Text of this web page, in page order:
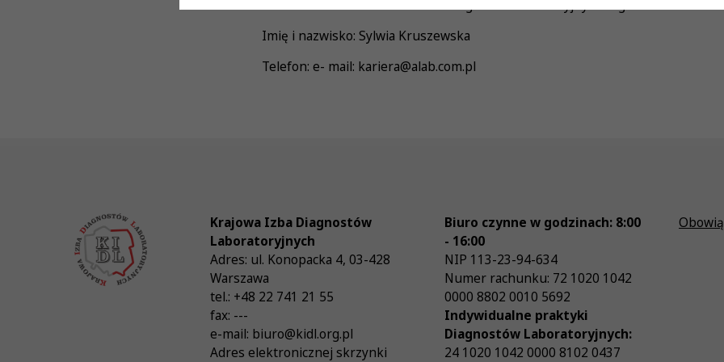
Imię i nazwisko: Sylwia Kruszewska
Telefon: e- mail: kariera@alab.com.pl
Krajowa Izba Diagnostów
Laboratoryjnych
Adres: ul. Konopacka 4,03-428
Warszawa
tel.: +48 22 741 21 55
fax: ---
e-mail: biuro@kidl.org.pl
Adres elektronicznej skrzynki
Biuro czynne w godzinach: 8:00
- 16:00
NIP 113-23-94-634
Numer rachunku: 72 1020 1042
0000 8802 0010 5692
Indywidualne praktyki
Diagnostów Laboratoryjnych:
24 1020 1042 0000 8102 0437